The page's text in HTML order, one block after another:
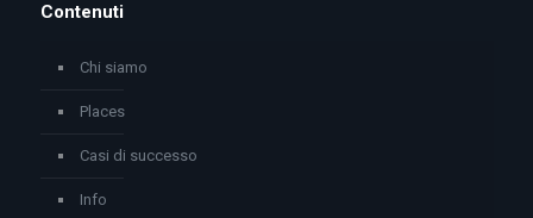
Contenuti
Chi siamo
Places
Casi di successo
Info